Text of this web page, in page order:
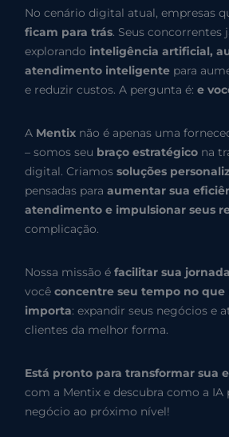
No cenário digital atual, empresas
ficam para trás. Seus concorrentes
explorando inteligência artificial,
atendimento inteligente para
e reduzir custos. A pergunta é:e
A Mentix não é apenas uma
– somos seu braço estratégico na
digital. Criamossoluções
pensadas paraaumentar sua
atendimento e impulsionar seus
complicação.
Nossa missão éfacilitar sua jornada
vocêconcentre seu tempo no
importa: expandir seus negócios e
clientes da melhor forma.
Está pronto para transformar sua
com a Mentix e descubra como a IA
negócio ao próximo nível!